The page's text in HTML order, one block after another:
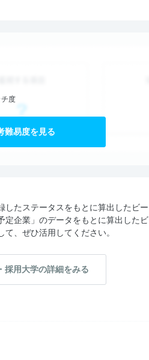
度
難易度を見る
たステータスをもとに算出したビー
企業」のデータをもとに算出した
、ぜひ活用してください。
採用大学の詳細をみる